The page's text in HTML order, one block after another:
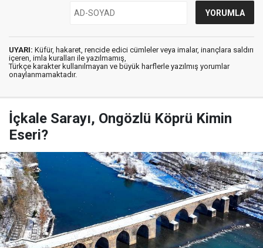
UYARI: Küfür, hakaret, rencide edici cümleler veya imalar, inançlara saldırı
içeren, imla kuralları ile yazılmamış,
Türkçe karakter kullanılmayan ve büyük harflerle yazılmış yorumlar
onaylanmamaktadır.
İçkale Sarayı, Ongözlü Köprü Kimin
Eseri?